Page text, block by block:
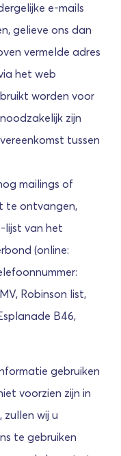
e-mails
gelieve ons dan
vermelde adres
het web
worden voor
zijn
tussen
mailings of
te ontvangen,
lijst van het
(online:
Robinson list,
B46,
gebruiken
voorzien zijn in
wij u
te gebruiken